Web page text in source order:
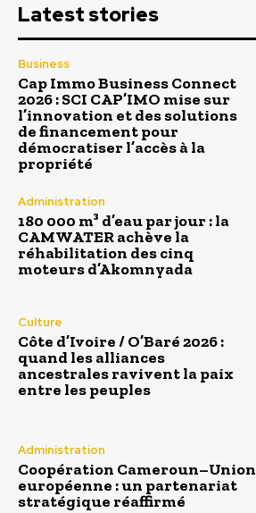
Latest stories
Business
Cap Immo Business Connect
2026 : SCI CAP’IMO mise sur
l’innovation et des solutions
de financement pour
démocratiser l’accès à la
propriété
Administration
180 000 m³ d’eau par jour : la
CAMWATER achève la
réhabilitation des cinq
moteurs d’Akomnyada
Culture
Côte d’Ivoire / O’Baré 2026 :
quand les alliances
ancestrales ravivent la paix
entre les peuples
Administration
Coopération Cameroun–Union
européenne : un partenariat
stratégique réaffirmé